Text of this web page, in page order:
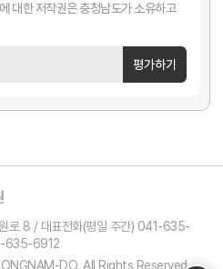
저작권은 충청남도가 소유하고
평가하기
로 8 / 대표전화(평일 주간) 041-635-
635-6912
DO. All Rights Reserved.